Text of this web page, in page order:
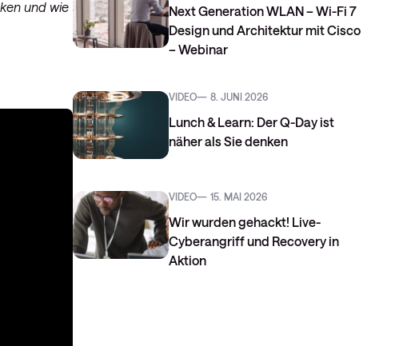
und wie
Next Generation WLAN – Wi-Fi 7
Design und Architektur mit Cisco
– Webinar
VIDEO 8. JUNI 2026
Lunch & Learn: Der Q-Day ist
näher als Sie denken
VIDEO 15. MAI 2026
Wir wurden gehackt! Live-
Cyberangriff und Recovery in
Aktion